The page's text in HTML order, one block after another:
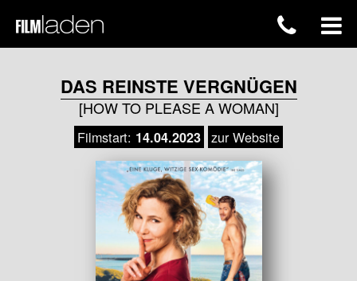
DAS REINSTE VERGNÜGEN
[HOW TO PLEASE A WOMAN]
Filmstart: 14.04.2023 zur Website